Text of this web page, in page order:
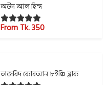
অউদ আল হিন্দ
From Tk. 350
তাজবিদ কোরআন ৮ইঞ্চি ব্লাক